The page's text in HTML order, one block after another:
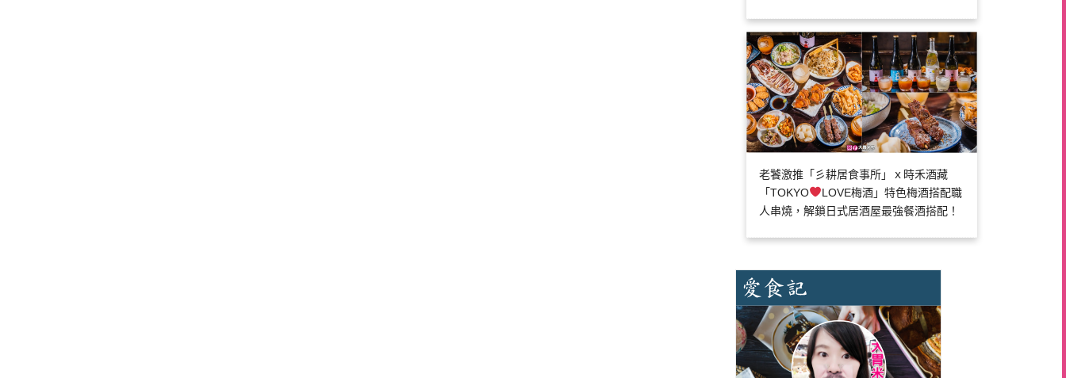
老饕激推「彡耕居食事所」ｘ時禾酒藏
「TOKYO
LOVE梅酒」特色梅酒搭配職
人串燒，解鎖日式居酒屋最強餐酒搭配！